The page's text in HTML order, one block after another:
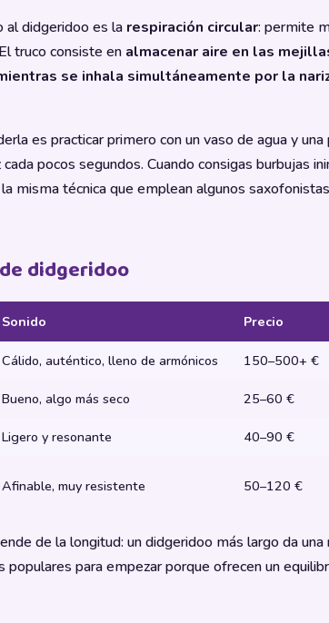
al didgeridoo es la respiración circular: permite
truco consiste en almacenar aire en las
se inhala simultáneamente por la
es practicar primero con un vaso de agua y
pocos segundos. Cuando consigas burbujas
misma técnica que emplean algunos
didgeridoo
Sonido Precio
Cálido, auténtico, lleno de armónicos 150–500+ €
Bueno, algo más seco 25–60 €
Ligero y resonante 40–90 €
Afinable, muy resistente 50–120 €
de la longitud: un didgeridoo más largo da
populares para empezar porque ofrecen un